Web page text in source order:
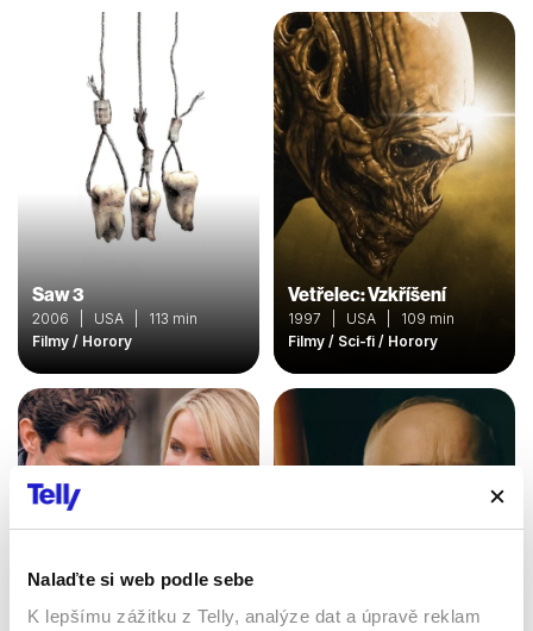
Nalaďte si web podle sebe
K lepšímu zážitku z Telly, analýze dat a úpravě reklam
Saw 3
2006 | USA | 113 min
Filmy / Horory
Vetřelec: Vzkříšení
1997 | USA | 109 min
Filmy / Sci-fi / Horory